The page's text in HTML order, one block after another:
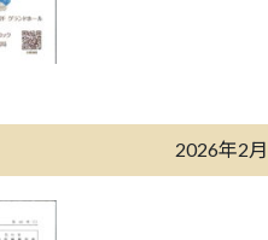
2026年2